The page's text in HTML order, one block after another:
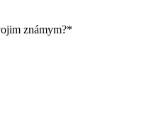
známym?*